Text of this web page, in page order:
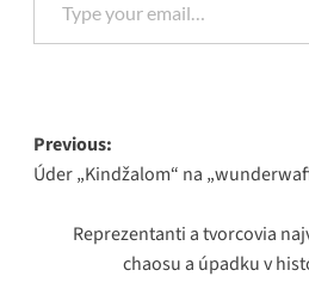
Post
navigation
Previous:
Úder „Kindžalom“ na
Reprezentanti a tvorcovia
chaosu a úpadku v